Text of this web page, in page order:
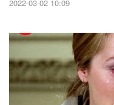
2022-03-02 10:09